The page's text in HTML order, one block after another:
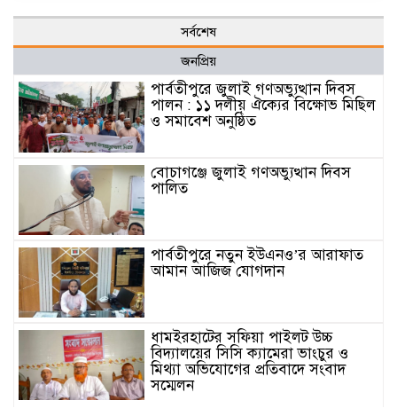
সর্বশেষ
জনপ্রিয়
পার্বতীপুরে জুলাই গণঅভ্যুত্থান দিবস
পালন : ১১ দলীয় ঐক্যের বিক্ষোভ মিছিল
ও সমাবেশ অনুষ্ঠিত
বোচাগঞ্জে জুলাই গণঅভ্যুত্থান দিবস
পালিত
পার্বতীপুরে নতুন ইউএনও’র আরাফাত
আমান আজিজ যোগদান
ধামইরহাটের সফিয়া পাইলট উচ্চ
বিদ্যালয়ের সিসি ক্যামেরা ভাংচুর ও
মিথ্যা অভিযোগের প্রতিবাদে সংবাদ
সম্মেলন